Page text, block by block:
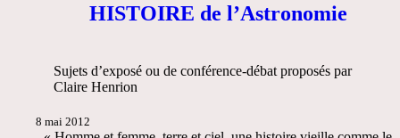
HISTOIRE de l’Astronomie
Sujets d’exposé ou de conférence-débat proposés par
Claire Henrion
8 mai 2012